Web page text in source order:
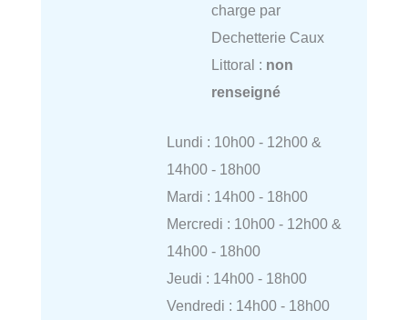
charge par
Dechetterie Caux
Littoral : non
renseigné
Lundi : 10h00 - 12h00 &
14h00 - 18h00
Mardi : 14h00 - 18h00
Mercredi : 10h00 - 12h00 &
14h00 - 18h00
Jeudi : 14h00 - 18h00
Vendredi : 14h00 - 18h00